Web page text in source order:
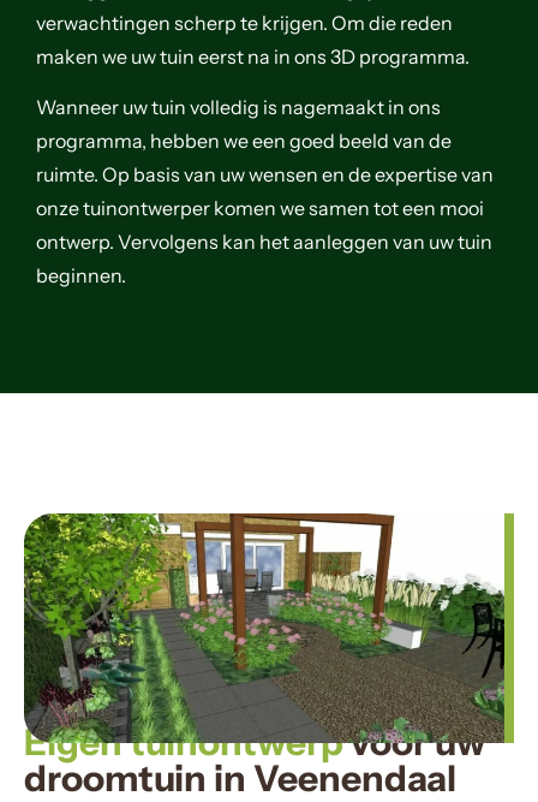
verwachtingen scherp te krijgen. Om die reden
maken we uw tuin eerst na in ons 3D programma.
Wanneer uw tuin volledig is nagemaakt in ons
programma, hebben we een goed beeld van de
ruimte. Op basis van uw wensen en de expertise van
onze tuinontwerper komen we samen tot een mooi
ontwerp. Vervolgens kan het aanleggen van uw tuin
beginnen.
Eigen tuinontwerpvoor uw
droomtuin in Veenendaal